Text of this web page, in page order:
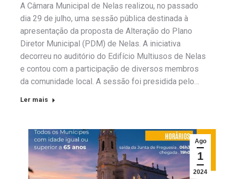
A Câmara Municipal de Nelas realizou, no passado
dia 29 de julho, uma sessão pública destinada à
apresentação da proposta de Alteração do Plano
Diretor Municipal (PDM) de Nelas. A iniciativa
decorreu no auditório do Edifício Multiusos de Nelas
e contou com a participação de diversos membros
da comunidade local. A sessão foi presidida pelo…
Ler mais
Ago
1
2024